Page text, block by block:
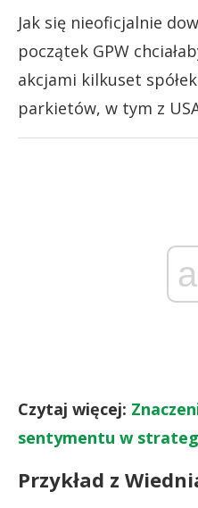
Jak się nieoficjalnie
początek GPW
akcjami kilkuset
parkietów, w tym z
Czytaj więcej:
sentymentu w
Przykład z